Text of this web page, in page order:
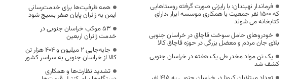
فرماندار نهبندان: با رایزنی صورت گرفته روستاهایی
که ۱۵۰۰ نفر جمعیت با همکاری موسسه ابرار ،دارای
کتابخانه می شوند
خودروهای حامل سوخت قاچاق در خراسان جنوبی
بلای جان مردم و معضل بزرگی در حوزه قاچاق کالا
یک تن مواد مخدر طی یک هفته در خراسان جنوبی
کشف شد
همه ظرفیت‌ها برای خدمت‌رسانی
ایمن به زائران پایان صفر بسیج شود
53 موکب خراسان جنوبی در
خدمت زائران اربعین
جابه‌جایی 2 میلیون و 404 هزار تن
کالا از خراسان جنوبی به سراسر کشور
تشدید نظارت‌ها و همکاری